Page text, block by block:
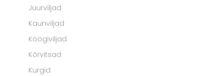
Juurviljad
Kaunviljad
Köögiviljad
Kõrvitsad
Kurgid